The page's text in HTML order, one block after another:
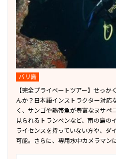
バリ島
【完全プライベートツアー】せっ
んか？日本語インストラクター対応
く、サンゴや熱帯魚が豊富なヌサペ
見られるトランベンなど、南の島の
ライセンスを持っていない方や、ダ
可能。さらに、専用水中カメラマン